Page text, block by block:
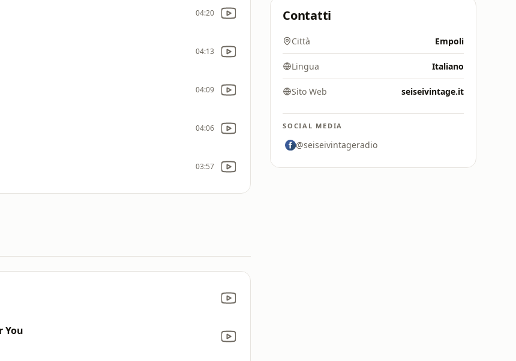
04:20
04:13
04:09
04:06
03:57
You
Contatti
Città Empoli
Lingua Italiano
Sito Web seiseivintage.it
SOCIAL MEDIA
@seiseivintageradio